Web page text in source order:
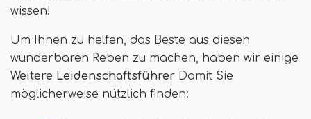
wissen!
Um Ihnen zu helfen, das Beste aus diesen
wunderbaren Reben zu machen, haben wir einige
Weitere Leidenschaftsführer Damit Sie
möglicherweise nützlich finden: